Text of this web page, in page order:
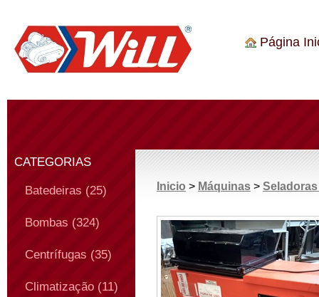
Página
CATEGORIAS
Batedeiras (25)
Bombas (324)
Centrífugas (35)
Climatização (11)
Inicio > Máquinas >